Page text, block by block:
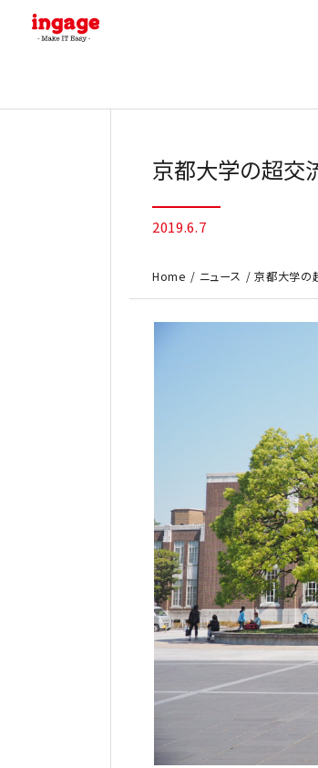
京都大学の超交
2019.6.7
Home ニュース 京都大学の